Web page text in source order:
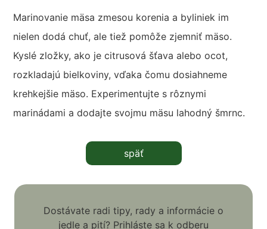
Marinovanie mäsa zmesou korenia a byliniek im
nielen dodá chuť, ale tiež pomôže zjemniť mäso.
Kyslé zložky, ako je citrusová šťava alebo ocot,
rozkladajú bielkoviny, vďaka čomu dosiahneme
krehkejšie mäso. Experimentujte s rôznymi
marinádami a dodajte svojmu mäsu lahodný šmrnc.
späť
Dostávate radi tipy, rady a informácie o
jedle a pití? Prihláste sa k odberu